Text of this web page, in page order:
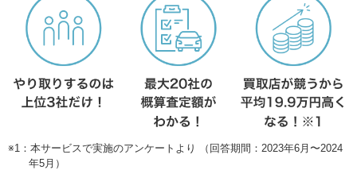
※1：本サービスで実施のアンケートより （回答期間：2023年6月〜2024
年5月）